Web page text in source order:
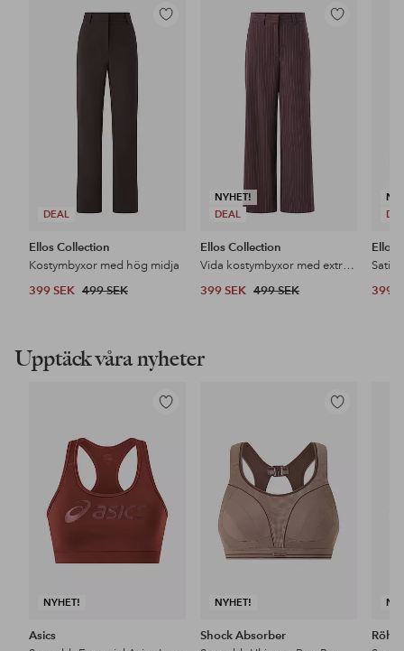
DEAL
Lägg
Ellos Collection
Kostymbyxor med hög midja
399 SEK 499 SEK
NYHET!
DEAL
Lägg
Ellos Collection
Vida kostymbyxor med extra hög midja
399 SEK 499 SEK
Ellos
399
Upptäck våra nyheter
NYHET!
Lägg
Asics
NYHET!
Lägg
i
Shock Absorber